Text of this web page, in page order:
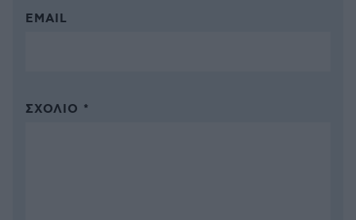
EMAIL
ΣΧΌΛΙΟ *